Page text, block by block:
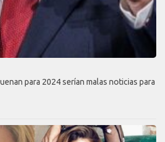
para 2024 serían malas noticias para